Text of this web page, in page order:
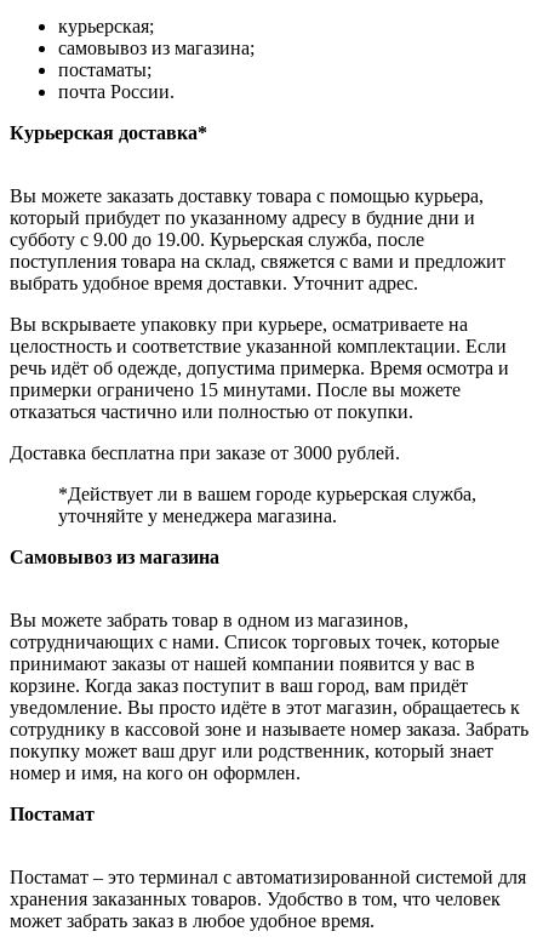
курьерская;
самовывоз из магазина;
постаматы;
почта России.
Курьерская доставка*
Вы можете заказать доставку товара с помощью курьера,
который прибудет по указанному адресу в будние дни и
субботу с 9.00 до 19.00. Курьерская служба, после
поступления товара на склад, свяжется с вами и предложит
выбрать удобное время доставки. Уточнит адрес.
Вы вскрываете упаковку при курьере, осматриваете на
целостность и соответствие указанной комплектации. Если
речь идёт об одежде, допустима примерка. Время осмотра и
примерки ограничено 15 минутами. После вы можете
отказаться частично или полностью от покупки.
Доставка бесплатна при заказе от 3000 рублей.
*Действует ли в вашем городе курьерская служба,
уточняйте у менеджера магазина.
Самовывоз из магазина
Вы можете забрать товар в одном из магазинов,
сотрудничающих с нами. Список торговых точек, которые
принимают заказы от нашей компании появится у вас в
корзине. Когда заказ поступит в ваш город, вам придёт
уведомление. Вы просто идёте в этот магазин, обращаетесь к
сотруднику в кассовой зоне и называете номер заказа. Забрать
покупку может ваш друг или родственник, который знает
номер и имя, на кого он оформлен.
Постамат
Постамат – это терминал с автоматизированной системой для
хранения заказанных товаров. Удобство в том, что человек
может забрать заказ в любое удобное время.